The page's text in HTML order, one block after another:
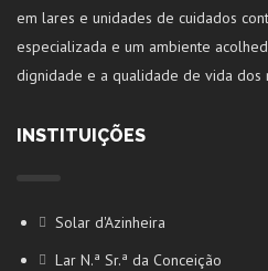
em lares e unidades de cuidados
especializada e um ambiente
dignidade e a qualidade de vida dos
INSTITUIÇÕES
Solar d'Azinheira
Lar N.ª Sr.ª da Conceição